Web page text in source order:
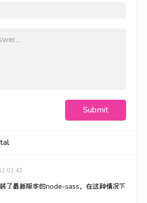
Submit
了最新版本的node-sass，在这种情况下